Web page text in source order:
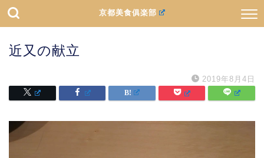
京都美食俱楽部
近又の献立
2019年8月4日